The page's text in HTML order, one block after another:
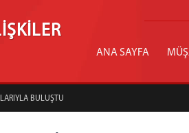
ANA SAYFA
BULUŞTU